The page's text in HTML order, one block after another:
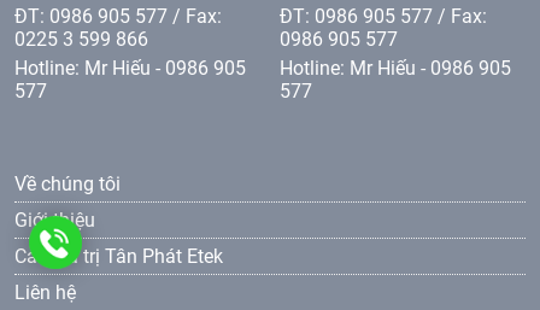
ĐT: 0986 905 577 / Fax:
0225 3 599 866
Hotline: Mr Hiếu - 0986 905
577
ĐT: 0986 905 577 / Fax:
0986 905 577
Hotline: Mr Hiếu - 0986 905
577
Về chúng tôi
Giới thiệu
Các giá trị Tân Phát Etek
Liên hệ
0986